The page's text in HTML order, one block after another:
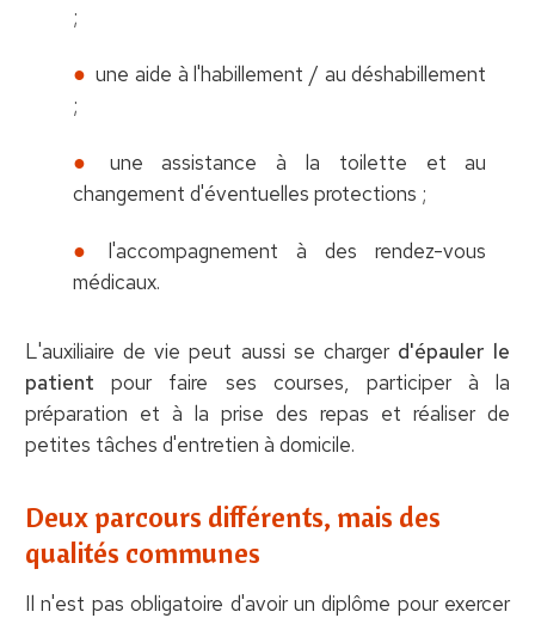
;
une aide à l'habillement / au déshabillement
;
une assistance à la toilette et au
changement d'éventuelles protections ;
l'accompagnement à des rendez-vous
médicaux.
L'auxiliaire de vie peut aussi se charger d'épauler le
patient pour faire ses courses, participer à la
préparation et à la prise des repas et réaliser de
petites tâches d'entretien à domicile.
Deux parcours différents, mais des
qualités communes
Il n'est pas obligatoire d'avoir un diplôme pour exercer